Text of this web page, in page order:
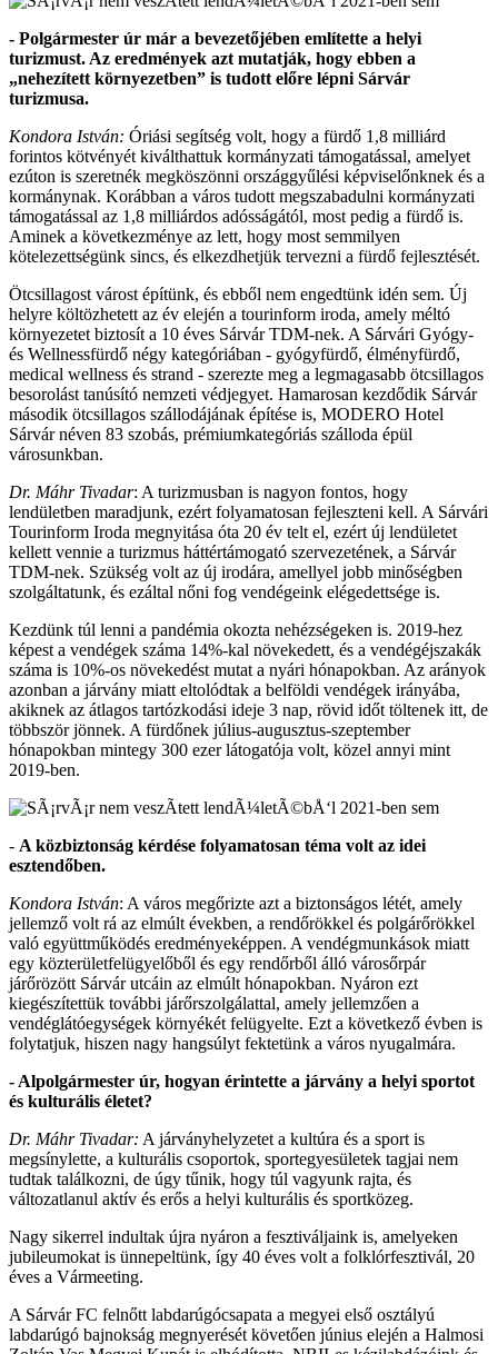
- Polgármester úr már a bevezetőjében említette a helyi
turizmust. Az eredmények azt mutatják, hogy ebben a
„nehezített környezetben” is tudott előre lépni Sárvár
turizmusa.
Kondora István: Óriási segítség volt, hogy a fürdő 1,8 milliárd
forintos kötvényét kiválthattuk kormányzati támogatással, amelyet
ezúton is szeretnék megköszönni országgyűlési képviselőnknek és a
kormánynak. Korábban a város tudott megszabadulni kormányzati
támogatással az 1,8 milliárdos adósságától, most pedig a fürdő is.
Aminek a következménye az lett, hogy most semmilyen
kötelezettségünk sincs, és elkezdhetjük tervezni a fürdő fejlesztését.
Ötcsillagost várost építünk, és ebből nem engedtünk idén sem. Új
helyre költözhetett az év elején a tourinform iroda, amely méltó
környezetet biztosít a 10 éves Sárvár TDM-nek. A Sárvári Gyógy-
és Wellnessfürdő négy kategóriában - gyógyfürdő, élményfürdő,
medical wellness és strand - szerezte meg a legmagasabb ötcsillagos
besorolást tanúsító nemzeti védjegyet. Hamarosan kezdődik Sárvár
második ötcsillagos szállodájának építése is, MODERO Hotel
Sárvár néven 83 szobás, prémiumkategóriás szálloda épül
városunkban.
Dr. Máhr Tivadar: A turizmusban is nagyon fontos, hogy
lendületben maradjunk, ezért folyamatosan fejleszteni kell. A Sárvári
Tourinform Iroda megnyitása óta 20 év telt el, ezért új lendületet
kellett vennie a turizmus háttértámogató szervezetének, a Sárvár
TDM-nek. Szükség volt az új irodára, amellyel jobb minőségben
szolgáltatunk, és ezáltal nőni fog vendégeink elégedettsége is.
Kezdünk túl lenni a pandémia okozta nehézségeken is. 2019-hez
képest a vendégek száma 14%-kal növekedett, és a vendégéjszakák
száma is 10%-os növekedést mutat a nyári hónapokban. Az arányok
azonban a járvány miatt eltolódtak a belföldi vendégek irányába,
akiknek az átlagos tartózkodási ideje 3 nap, rövid időt töltenek itt, de
többször jönnek. A fürdőnek július-augusztus-szeptember
hónapokban mintegy 300 ezer látogatója volt, közel annyi mint
2019-ben.
- A közbiztonság kérdése folyamatosan téma volt az idei
esztendőben.
Kondora István: A város megőrizte azt a biztonságos létét, amely
jellemző volt rá az elmúlt években, a rendőrökkel és polgárőrökkel
való együttműködés eredményeképpen. A vendégmunkások miatt
egy közterületfelügyelőből és egy rendőrből álló városőrpár
járőrözött Sárvár utcáin az elmúlt hónapokban. Nyáron ezt
kiegészítettük további járőrszolgálattal, amely jellemzően a
vendéglátóegységek környékét felügyelte. Ezt a következő évben is
folytatjuk, hiszen nagy hangsúlyt fektetünk a város nyugalmára.
- Alpolgármester úr, hogyan érintette a járvány a helyi sportot
és kulturális életet?
Dr. Máhr Tivadar: A járványhelyzetet a kultúra és a sport is
megsínylette, a kulturális csoportok, sportegyesületek tagjai nem
tudtak találkozni, de úgy tűnik, hogy túl vagyunk rajta, és
változatlanul aktív és erős a helyi kulturális és sportközeg.
Nagy sikerrel indultak újra nyáron a fesztiváljaink is, amelyeken
jubileumokat is ünnepeltünk, így 40 éves volt a folklórfesztivál, 20
éves a Vármeeting.
A Sárvár FC felnőtt labdarúgócsapata a megyei első osztályú
labdarúgó bajnokság megnyerését követően június elején a Halmosi